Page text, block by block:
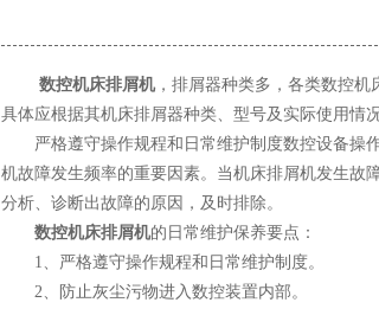
数控机床排屑机，排屑器种类多，各类数控机
具体应根据其机床排屑器种类、型号及实际使用情
严格遵守操作规程和日常维护制度数控设备操作
机故障发生频率的重要因素。当机床排屑机发生故
分析、诊断出故障的原因，及时排除。
数控机床排屑机的日常维护保养要点：
1、严格遵守操作规程和日常维护制度。
2、防止灰尘污物进入数控装置内部。